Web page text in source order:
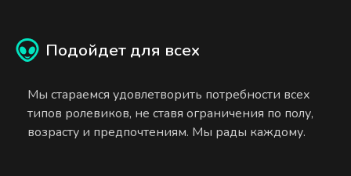
Подойдет для всех
Мы стараемся удовлетворить потребности всех
типов ролевиков, не ставя ограничения по полу,
возрасту и предпочтениям. Мы рады каждому.